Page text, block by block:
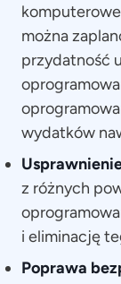
można
przydatność
wydatków
z różnych
i eliminację
Poprawa